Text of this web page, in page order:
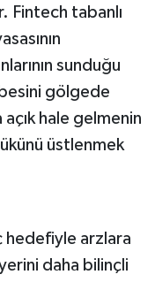
Fintech tabanlı
sunduğu
gölgede
açık hale gelmenin
üstlenmek
hedefiyle arzlara
daha bilinçli